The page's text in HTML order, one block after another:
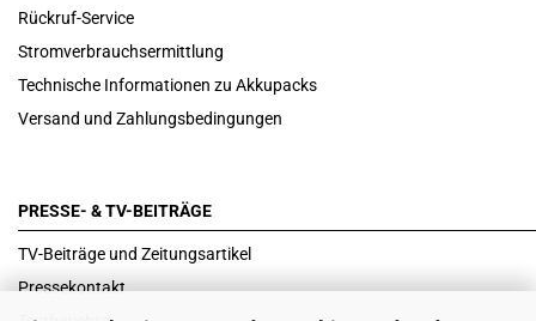
Rückruf-Service
Stromverbrauchsermittlung
Technische Informationen zu Akkupacks
Versand und Zahlungsbedingungen
PRESSE- & TV-BEITRÄGE
TV-Beiträge und Zeitungsartikel
Pressekontakt